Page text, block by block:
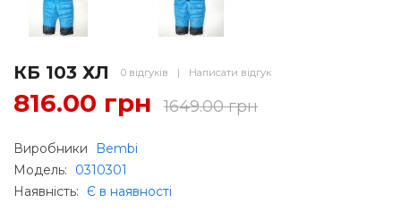
КБ 103 ХЛ 0 відгуків | Написати відгук
816.00 грн 1649.00 грн
Виробники
Bembi
Модель:
0310301
Наявність:
Є в наявності